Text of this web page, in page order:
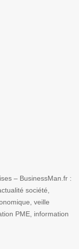
– BusinessMan.fr :
société,
veille
PME, information